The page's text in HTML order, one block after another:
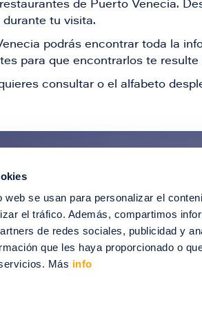
web se usan para personalizar el
el tráfico. Además, compartimos
de redes sociales, publicidad y
que les haya proporcionado o
Más info
de Puerto Venecia.
tu visita.
podrás encontrar toda la
para que encontrarlos te resulte
consultar o el alfabeto
de todas
ofertas especiales,
SUSCRÍBETE